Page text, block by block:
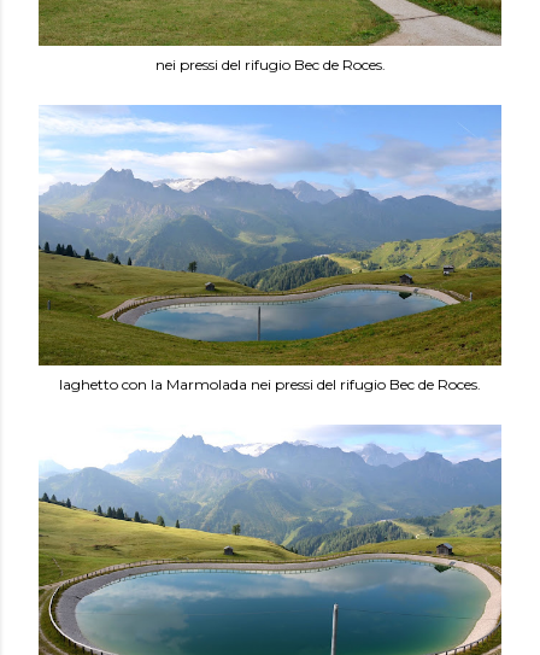
nei pressi del rifugio Bec de Roces.
laghetto con la Marmolada nei pressi del rifugio Bec de Roces.